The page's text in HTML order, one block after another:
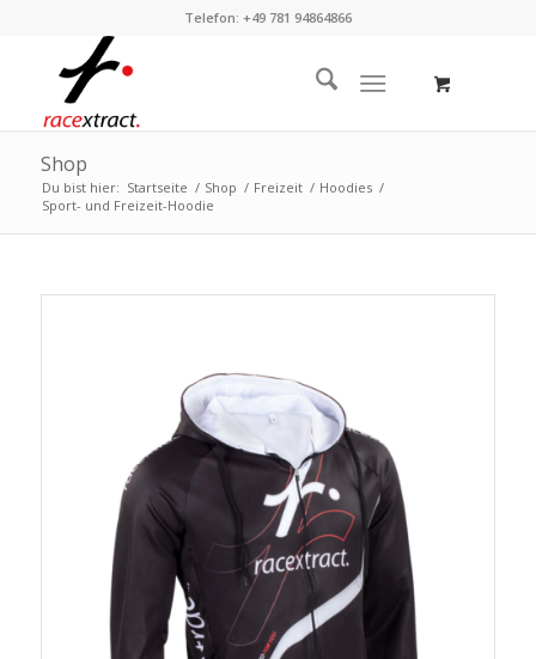
Telefon: +49 781 94864866
Shop
Du bist hier: Startseite / Shop / Freizeit / Hoodies /
Sport- und Freizeit-Hoodie